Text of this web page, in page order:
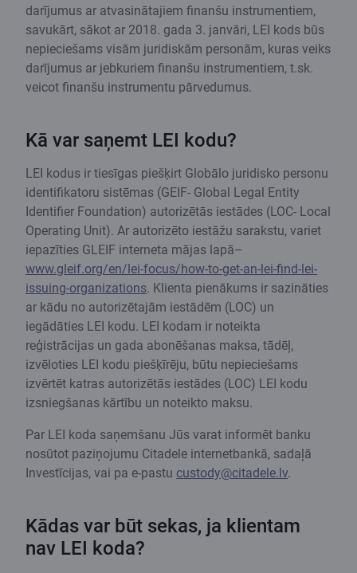
darījumus ar atvasinātajiem finanšu instrumentiem,
savukārt, sākot ar 2018. gada 3. janvāri, LEI kods būs
nepieciešams visām juridiskām personām, kuras veiks
darījumus ar jebkuriem finanšu instrumentiem, t.sk.
veicot finanšu instrumentu pārvedumus.
Kā var saņemt LEI kodu?
LEI kodus ir tiesīgas piešķirt Globālo juridisko personu
identifikatoru sistēmas (GEIF- Global Legal Entity
Identifier Foundation) autorizētās iestādes (LOC- Local
Operating Unit). Ar autorizēto iestāžu sarakstu, variet
iepazīties GLEIF interneta mājas lapā–
www.gleif.org/en/lei-focus/how-to-get-an-lei-find-lei-
issuing-organizations. Klienta pienākums ir sazināties
ar kādu no autorizētajām iestādēm (LOC) un
iegādāties LEI kodu. LEI kodam ir noteikta
reģistrācijas un gada abonēšanas maksa, tādēļ,
izvēloties LEI kodu piešķīrēju, būtu nepieciešams
izvērtēt katras autorizētās iestādes (LOC) LEI kodu
izsniegšanas kārtību un noteikto maksu.
Par LEI koda saņemšanu Jūs varat informēt banku
nosūtot paziņojumu Citadele internetbankā, sadaļā
Investīcijas, vai pa e-pastu custody@citadele.lv.
Kādas var būt sekas, ja klientam
nav LEI koda?